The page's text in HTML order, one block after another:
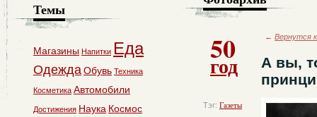
50
год
Тэг: Газеты
← Вернутся
А вы,
Темы
Магазины Напитки Еда
ОдеждаОбувь Техника
Косметика Автомобили
Достижения Наука Космос